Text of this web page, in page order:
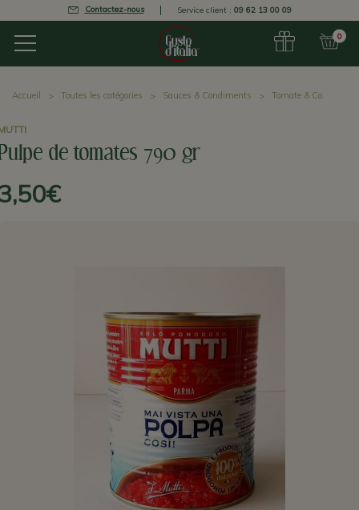
Contactez-nous Service client : 09 62 13 00 09
0
Accueil Toutes les catégories Sauces & Condiments Tomate & Co.
de tomates 790 gr